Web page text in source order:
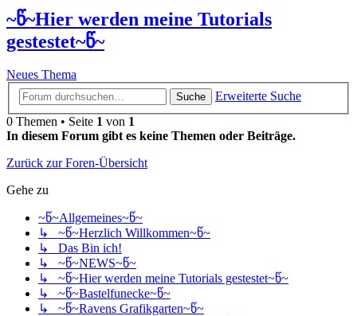
~წ~Hier werden meine Tutorials
gestestet~წ~
Neues Thema
Suche
Erweiterte Suche
0 Themen • Seite 1 von 1
In diesem Forum gibt es keine Themen oder Beiträge.
Zurück zur Foren-Übersicht
Gehe zu
~წ~Allgemeines~წ~
↳ ~წ~Herzlich Willkommen~წ~
↳ Das Bin ich!
↳ ~წ~NEWS~წ~
↳ ~წ~Hier werden meine Tutorials gestestet~წ~
↳ ~წ~Bastelfunecke~წ~
↳ ~წ~Ravens Grafikgarten~წ~